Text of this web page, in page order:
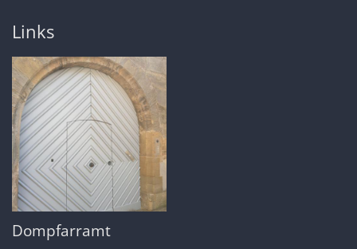
Links
Dompfarramt